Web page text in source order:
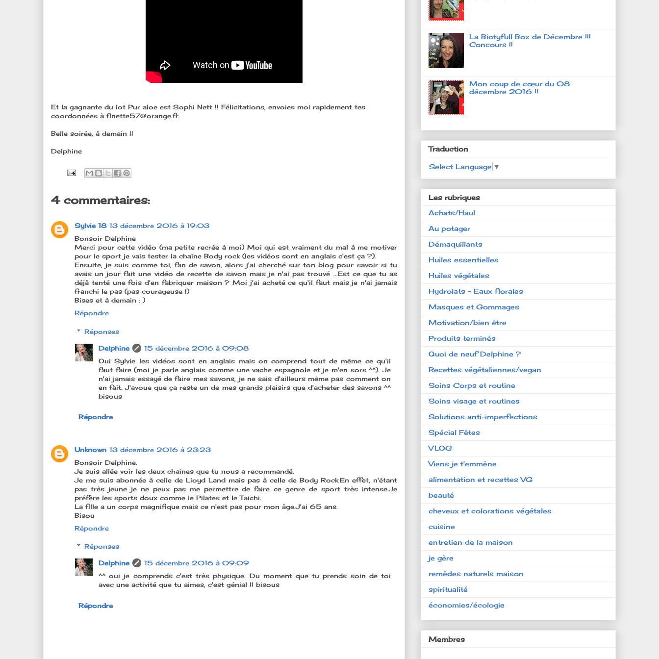
Et la gagnante du lot Pur aloe est Sophi Nett !! Félicitations, envoies moi rapidement tes
coordonnées à finette57@orange.fr.
Belle soirée, à demain !!
Delphine
4 commentaires:
Sylvie 18 13 décembre 2016 à 19:03
Bonsoir Delphine
Merci pour cette vidéo (ma petite recrée à moi) Moi qui est vraiment du mal à me motiver
pour le sport je vais tester la chaîne Body rock (les vidéos sont en anglais c'est ça ?).
Ensuite, je suis comme toi, fan de savon, alors j'ai cherché sur ton blog pour savoir si tu
avais un jour fait une vidéo de recette de savon mais je n'ai pas trouvé ...Est ce que tu as
déjà tenté une fois d'en fabriquer maison ? Moi j'ai acheté ce qu'il faut mais je n'ai jamais
franchi le pas (pas courageuse !)
Bises et à demain : )
Répondre
Réponses
Delphine
15 décembre 2016 à 09:08
Oui Sylvie les vidéos sont en anglais mais on comprend tout de même ce qu'il
faut faire (moi je parle anglais comme une vache espagnole et je m'en sors ^^). Je
n'ai jamais essayé de faire mes savons, je ne sais d'ailleurs même pas comment on
en fait. J'avoue que ça reste un de mes grands plaisirs que d'acheter des savons ^^
bisous
Répondre
Unknown 13 décembre 2016 à 23:23
Bonsoir Delphine.
Je suis allée voir les deux chaînes que tu nous a recommandé.
Je me suis abonnée à celle de Lioyd Land mais pas à celle de Body Rock.En effet, n'étant
pas très jeune je ne peux pas me permettre de faire ce genre de sport très intense.Je
préfère les sports doux comme le Pilates et le Taichi.
La fille a un corps magnifique mais ce n'est pas pour mon âge.J'ai 65 ans.
Bisou
Répondre
Réponses
Delphine
15 décembre 2016 à 09:09
^^ oui je comprends c'est très physique. Du moment que tu prends soin de toi
avec une activité que tu aimes, c'est génial !! bisous
Répondre
La Biotyfull Box de Décembre !!!
Concours !!
Mon coup de cœur du 08
décembre 2016 !!
Traduction
Select Language ▼
Les rubriques
Achats/Haul
Au potager
Démaquillants
Huiles essentielles
Huiles végétales
Hydrolats - Eaux florales
Masques et Gommages
Motivation/bien être
Produits terminés
Quoi de neuf Delphine ?
Recettes végétaliennes/vegan
Soins Corps et routine
Soins visage et routines
Solutions anti-imperfections
Spécial Fêtes
VLOG
Viens je t'emmène
alimentation et recettes VG
beauté
cheveux et colorations végétales
cuisine
entretien de la maison
je gère
remèdes naturels maison
spiritualité
économies/écologie
Membres